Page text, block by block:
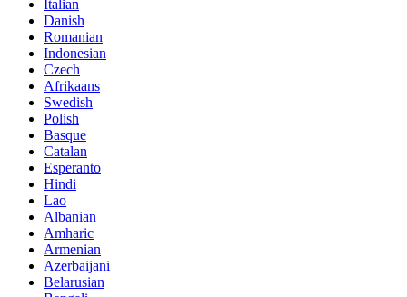
Italian
Danish
Romanian
Indonesian
Czech
Afrikaans
Swedish
Polish
Basque
Catalan
Esperanto
Hindi
Lao
Albanian
Amharic
Armenian
Azerbaijani
Belarusian